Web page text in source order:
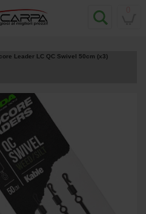
Leader LC QC Swivel 50cm (x3)